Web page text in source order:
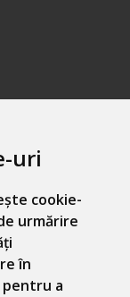
uri
cookie-
urmărire
în
pentru a